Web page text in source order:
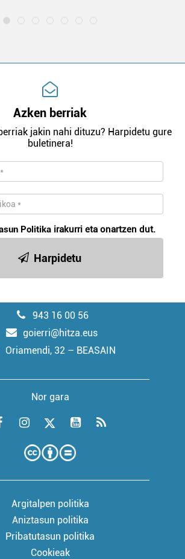
Azken berriak
jakin nahi dituzu? Harpidetu gure
buletinera!
Politika irakurri eta onartzen dut.
Harpidetu
943 16 00 56
goierri@hitza.eus
Oriamendi, 32 – BEASAIN
Nor gara
Argitalpen politika
Aniztasun politika
Pribatutasun politika
Cookieak